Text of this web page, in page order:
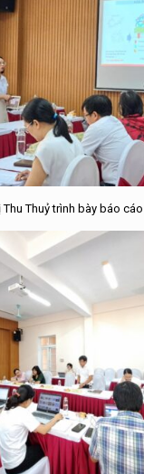
Thu Thuỷ trình bày báo